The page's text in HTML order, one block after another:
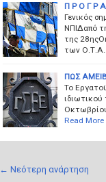
Π Ρ Ο Γ Ρ
Γενικός
ΝΠΙΔαπό
της
των Ο.Τ.Α.…
ΠΩΣ
Το
Read More
← Νεότερη ανάρτηση